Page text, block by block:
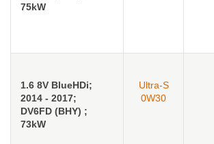
75kW
1.6 8V BlueHDi;
2014 - 2017;
DV6FD (BHY) ;
73kW
Ultra-S
0W30